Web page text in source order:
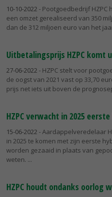
10-10-2022 - Pootgoedbedrijf HZPC
een omzet gerealiseerd van 350
dan de 312 miljoen euro van het
Uitbetalingsprijs HZPC komt
27-06-2022 - HZPC stelt voor
de oogst van 2021 vast op 33,70
prijs net iets uit boven de
HZPC verwacht in 2025
15-06-2022 - Aardappelveredelaar
in 2025 te komen met zijn eerste
worden gezaaid in plaats van
weten.
HZPC houdt ondanks oorlog